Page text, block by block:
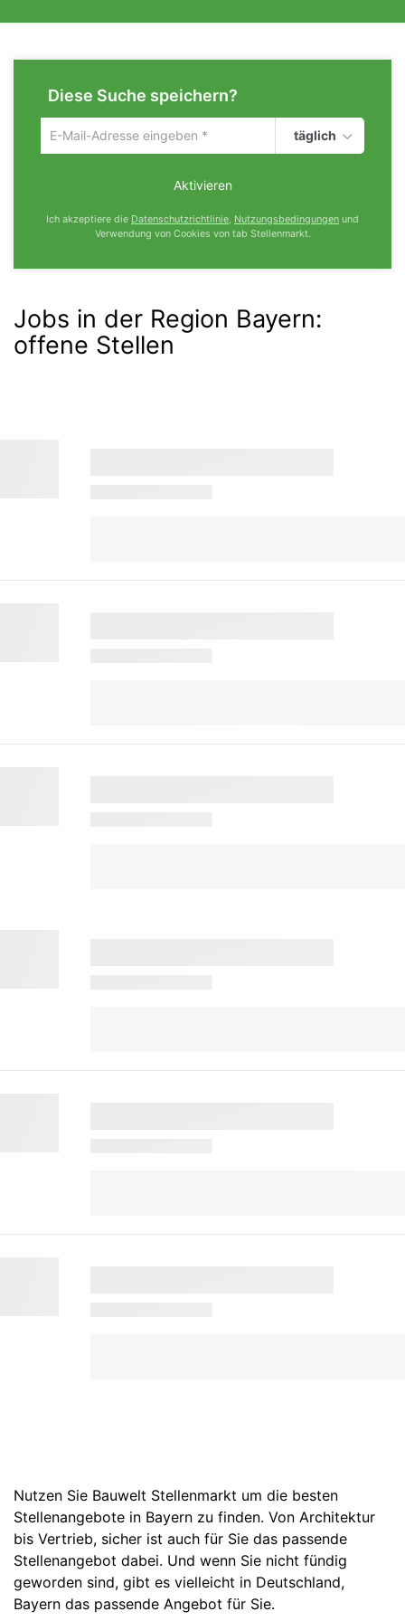
Diese Suche speichern?
Um
die
zu
speichern
deine
ein
täglich
Aktivieren
Ich akzeptiere die Datenschutzrichtlinie, Nutzungsbedingungen und
Verwendung von Cookies von tab Stellenmarkt.
Jobs in der Region Bayern:
offene Stellen
Nutzen Sie Bauwelt Stellenmarkt um die besten
Stellenangebote in Bayern zu finden. Von Architektur
bis Vertrieb, sicher ist auch für Sie das passende
Stellenangebot dabei. Und wenn Sie nicht fündig
geworden sind, gibt es vielleicht in Deutschland,
Bayern das passende Angebot für Sie.